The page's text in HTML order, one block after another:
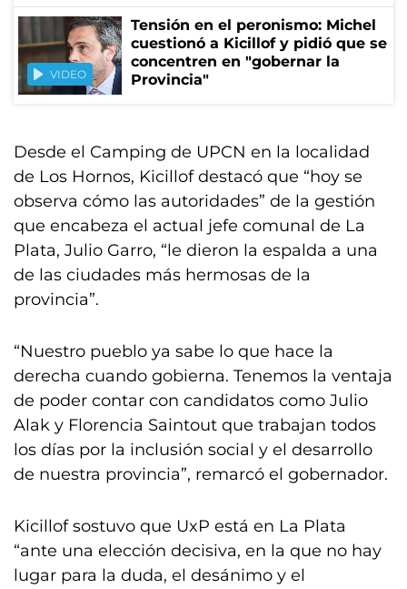
VIDEO
Tensión en el peronismo: Michel
cuestionó a Kicillof y pidió que se
concentren en "gobernar la
Provincia"
Desde el Camping de UPCN en la localidad
de Los Hornos, Kicillof destacó que “hoy se
observa cómo las autoridades” de la gestión
que encabeza el actual jefe comunal de La
Plata, Julio Garro, “le dieron la espalda a una
de las ciudades más hermosas de la
provincia”.
“Nuestro pueblo ya sabe lo que hace la
derecha cuando gobierna. Tenemos la ventaja
de poder contar con candidatos como Julio
Alak y Florencia Saintout que trabajan todos
los días por la inclusión social y el desarrollo
de nuestra provincia”, remarcó el gobernador.
Kicillof sostuvo que UxP está en La Plata
“ante una elección decisiva, en la que no hay
lugar para la duda, el desánimo y el